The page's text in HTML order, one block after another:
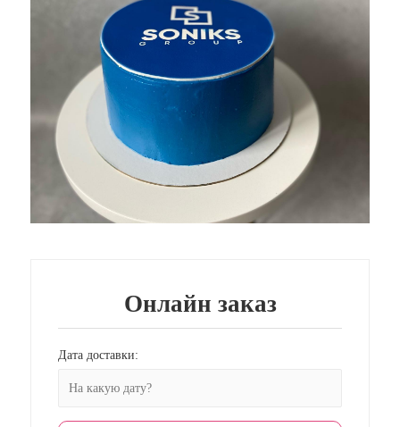
Онлайн заказ
Дата доставки: